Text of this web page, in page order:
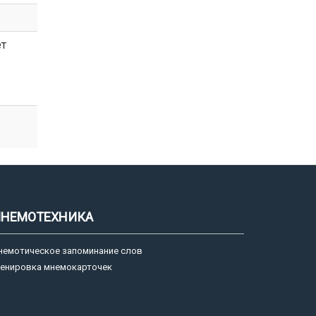
запоминание слов
мнемокарточек